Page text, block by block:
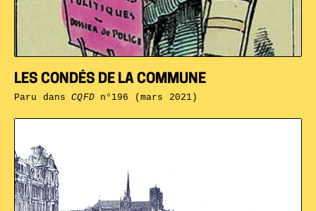
LES CONDÉS DE LA COMMUNE
Paru dansCQFDn°196 (mars 2021)